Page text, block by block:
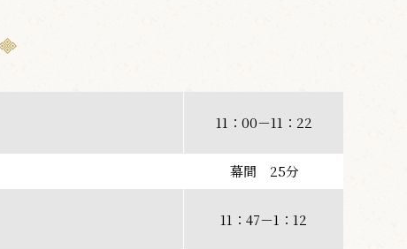
11：00－11：22
幕間 25分
11：47－1：12